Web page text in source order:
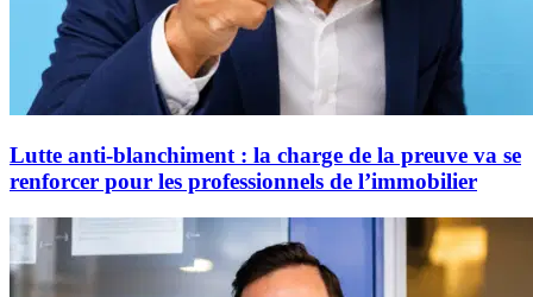
Lutte anti-blanchiment : la charge de la preuve va se
renforcer pour les professionnels de l’immobilier